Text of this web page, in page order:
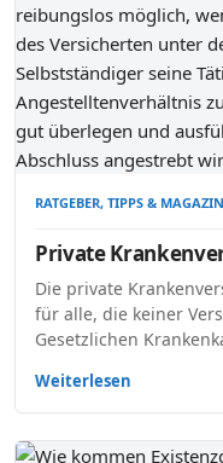
RATGEBER, TIPPS & MAGAZIN
Private
Die private
für alle, die keiner
Gesetzlichen
Weiterlesen